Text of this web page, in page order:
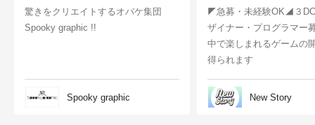
驚きをクリエイトするオバケ集団
Spooky graphic !!
Spooky graphic
◤急募・未経験OK◢３
ザイナー・プログラマー
中で楽しまれるゲームの
得られます
New Story